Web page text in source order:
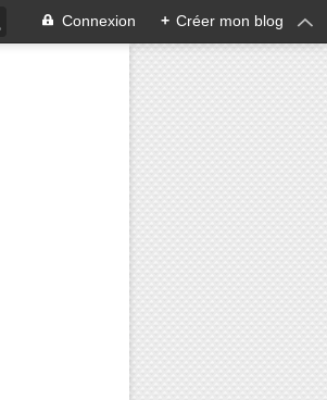
Connexion + Créer mon blog